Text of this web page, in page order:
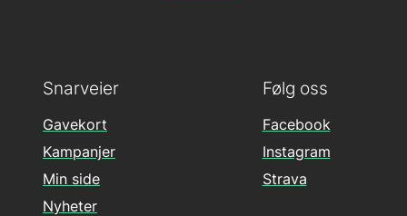
Følg oss
Facebook
Instagram
Strava
Snarveier
Gavekort
Kampanjer
Min side
Nyheter